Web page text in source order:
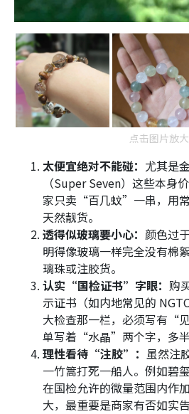
点击图片放大
太便宜绝对不能碰： 尤其是
（Super Seven）这些本身
家只卖“百几蚊”一串，用
天然靓货。
透得似玻璃要小心： 颜色过
明得像玻璃一样完全没有棉
璃珠或注胶货。
认实“国检证书”字眼： 购
示证书（如内地常见的
大检查那一栏，必须写有“
单写着“水晶”两个字，多半
理性看待“注胶”： 虽然注
一竹篙打死一船人。例如碧
在国检允许的微量范围内作
大，最重要是商家有否如实告